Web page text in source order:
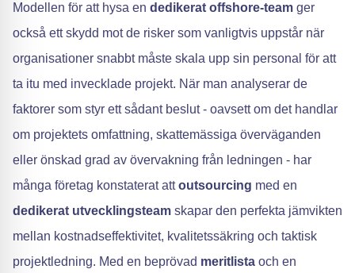
Modellen för att hysa en dedikerat offshore-team ger
också ett skydd mot de risker som vanligtvis uppstår när
organisationer snabbt måste skala upp sin personal för att
ta itu med invecklade projekt. När man analyserar de
faktorer som styr ett sådant beslut - oavsett om det handlar
om projektets omfattning, skattemässiga överväganden
eller önskad grad av övervakning från ledningen - har
många företag konstaterat attoutsourcing med en
dedikerat utvecklingsteam skapar den perfekta jämvikten
mellan kostnadseffektivitet, kvalitetssäkring och taktisk
projektledning. Med en beprövad meritlista och en